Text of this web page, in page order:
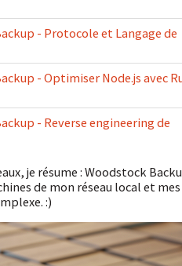
- Protocole et Langage de
- Optimiser Node.js avec
- Reverse engineering de
je résume : Woodstock
de mon réseau local et
:)